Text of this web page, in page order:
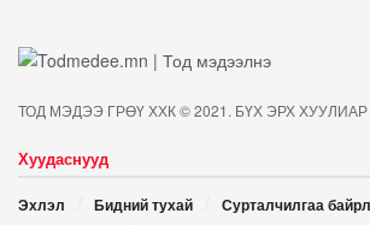
ТОД МЭДЭЭ ГРӨҮ ХХК © 2021. БҮХ ЭРХ
Хуудаснууд
Эхлэл Бидний тухай
Сурталчилгаа